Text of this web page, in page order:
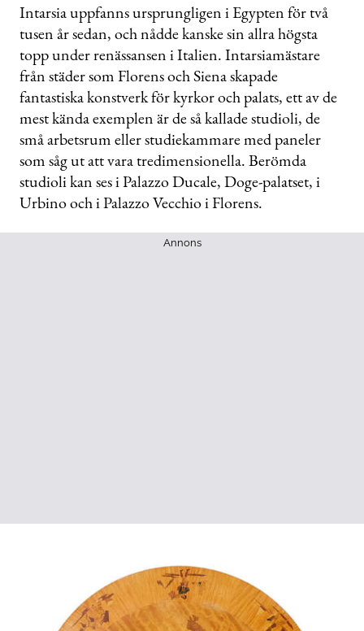
Intarsia uppfanns ursprungligen i Egypten för två
tusen år sedan, och nådde kanske sin allra högsta
topp under renässansen i Italien. Intarsiamästare
från städer som Florens och Siena skapade
fantastiska konstverk för kyrkor och palats, ett av de
mest kända exemplen är de så kallade studioli, de
små arbetsrum eller studiekammare med paneler
som såg ut att vara tredimensionella. Berömda
studioli kan ses i Palazzo Ducale, Doge-palatset, i
Urbino och i Palazzo Vecchio i Florens.
Annons